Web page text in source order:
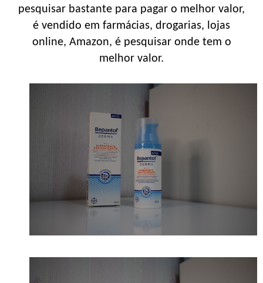
pesquisar bastante para pagar o melhor valor,
é vendido em farmácias, drogarias, lojas
online, Amazon, é pesquisar onde tem o
melhor valor.